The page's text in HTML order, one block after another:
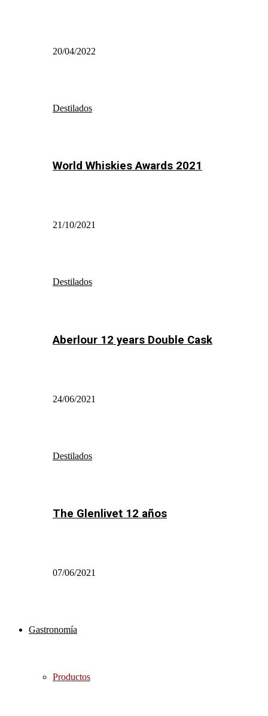
20/04/2022
Destilados
World Whiskies Awards 2021
21/10/2021
Destilados
Aberlour 12 years Double Cask
24/06/2021
Destilados
The Glenlivet 12 años
07/06/2021
Gastronomía
Productos